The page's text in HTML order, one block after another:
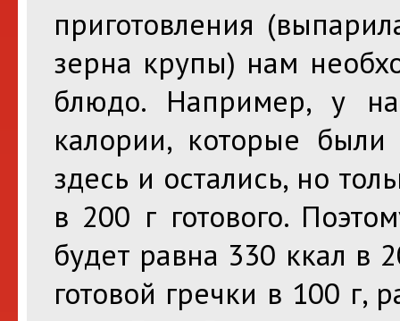
приготовления
зерна крупы) нам
блюдо. Например, у
калории, которые
здесь и остались, но
в 200 г готового.
будет равна 330 ккал в
готовой гречки в 100 г,